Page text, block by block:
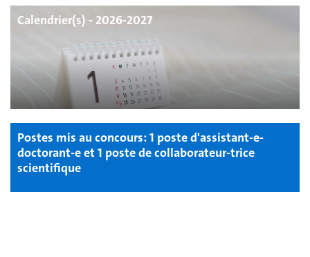
Calendrier(s) - 2026-2027
Postes mis au concours: 1 poste d'assistant-e-
doctorant-e et 1 poste de collaborateur-trice
scientifique